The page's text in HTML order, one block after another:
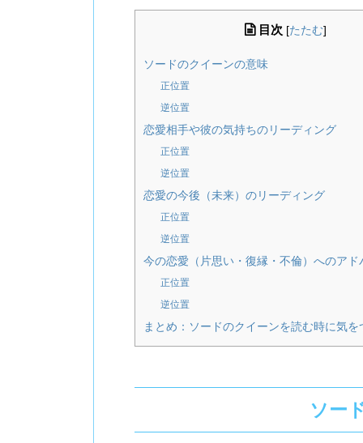
目次 [たたむ]
ソードのクイーンの意味
正位置
逆位置
恋愛相手や彼の気持ちのリーディング
正位置
逆位置
恋愛の今後（未来）のリーディング
正位置
逆位置
今の恋愛（片思い・復縁・不倫）へのアド
正位置
逆位置
まとめ：ソードのクイーンを読む時に気を
ソー